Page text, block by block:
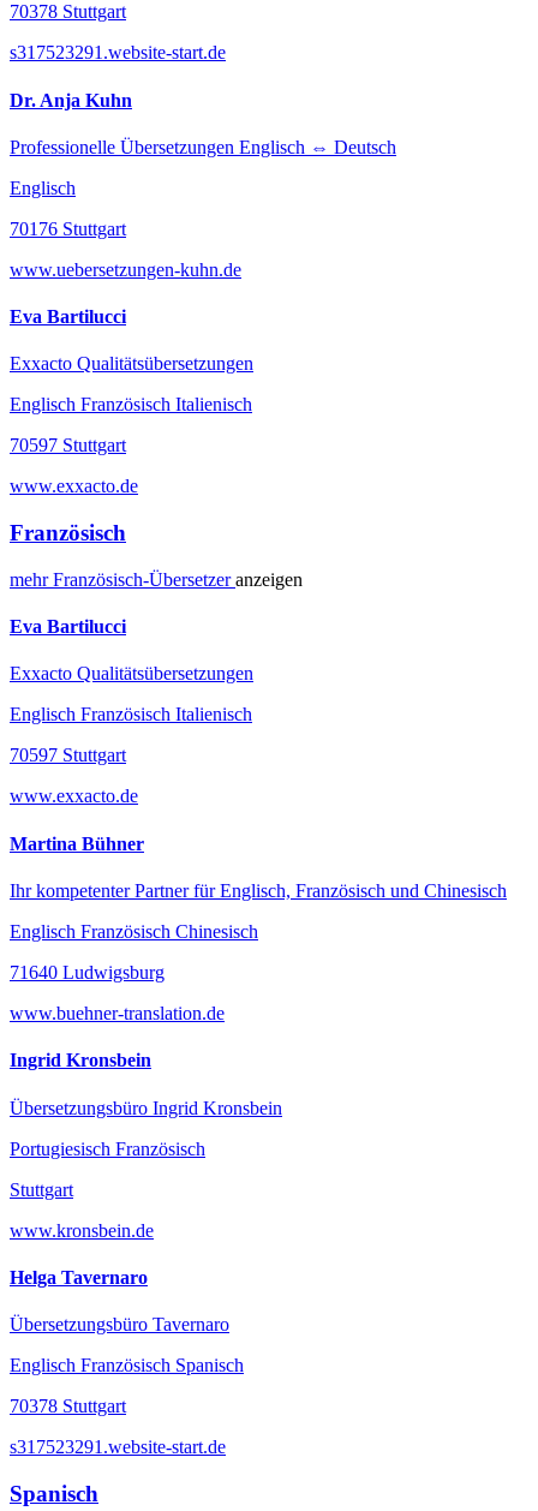
70378 Stuttgart
s317523291.website-start.de
Dr. Anja Kuhn
Professionelle Übersetzungen Englisch ⇔ Deutsch
Englisch
70176 Stuttgart
www.uebersetzungen-kuhn.de
Eva Bartilucci
Exxacto Qualitätsübersetzungen
Englisch Französisch Italienisch
70597 Stuttgart
www.exxacto.de
Französisch
mehrFranzösisch-Übersetzeranzeigen
Eva Bartilucci
Exxacto Qualitätsübersetzungen
Englisch Französisch Italienisch
70597 Stuttgart
www.exxacto.de
Martina Bühner
Ihr kompetenter Partner für Englisch, Französisch und Chinesisch
Englisch Französisch Chinesisch
71640 Ludwigsburg
www.buehner-translation.de
Ingrid Kronsbein
Übersetzungsbüro Ingrid Kronsbein
Portugiesisch Französisch
Stuttgart
www.kronsbein.de
Helga Tavernaro
Übersetzungsbüro Tavernaro
Englisch Französisch Spanisch
70378 Stuttgart
s317523291.website-start.de
Spanisch